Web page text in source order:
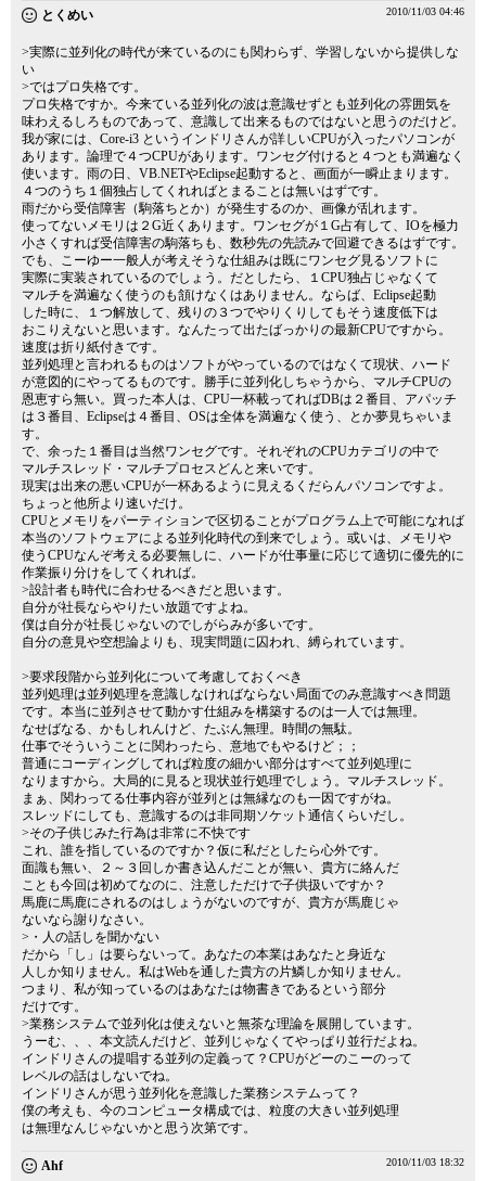
とくめい 2010/11/03 04:46
>実際に並列化の時代が来ているのにも関わらず、学習しないから提供しな
い
>ではプロ失格です。
プロ失格ですか。今来ている並列化の波は意識せずとも並列化の雰囲気を
味わえるしろものであって、意識して出来るものではないと思うのだけど。
我が家には、Core-i3 というインドリさんが詳しいCPUが入ったパソコンが
あります。論理で４つCPUがあります。ワンセグ付けると４つとも満遍なく
使います。雨の日、VB.NETやEclipse起動すると、画面が一瞬止まります。
４つのうち１個独占してくれればとまることは無いはずです。
雨だから受信障害（駒落ちとか）が発生するのか、画像が乱れます。
使ってないメモリは２G近くあります。ワンセグが１G占有して、IOを極力
小さくすれば受信障害の駒落ちも、数秒先の先読みで回避できるはずです。
でも、こーゆー一般人が考えそうな仕組みは既にワンセグ見るソフトに
実際に実装されているのでしょう。だとしたら、１CPU独占じゃなくて
マルチを満遍なく使うのも頷けなくはありません。ならば、Eclipse起動
した時に、１つ解放して、残りの３つでやりくりしてもそう速度低下は
おこりえないと思います。なんたって出たばっかりの最新CPUですから。
速度は折り紙付きです。
並列処理と言われるものはソフトがやっているのではなくて現状、ハード
が意図的にやってるものです。勝手に並列化しちゃうから、マルチCPUの
恩恵すら無い。買った本人は、CPU一杯載ってればDBは２番目、アパッチ
は３番目、Eclipseは４番目、OSは全体を満遍なく使う、とか夢見ちゃいま
す。
で、余った１番目は当然ワンセグです。それぞれのCPUカテゴリの中で
マルチスレッド・マルチプロセスどんと来いです。
現実は出来の悪いCPUが一杯あるように見えるくだらんパソコンですよ。
ちょっと他所より速いだけ。
CPUとメモリをパーティションで区切ることがプログラム上で可能になれば
本当のソフトウェアによる並列化時代の到来でしょう。或いは、メモリや
使うCPUなんぞ考える必要無しに、ハードが仕事量に応じて適切に優先的に
作業振り分けをしてくれれば。
>設計者も時代に合わせるべきだと思います。
自分が社長ならやりたい放題ですよね。
僕は自分が社長じゃないのでしがらみが多いです。
自分の意見や空想論よりも、現実問題に囚われ、縛られています。
>要求段階から並列化について考慮しておくべき
並列処理は並列処理を意識しなければならない局面でのみ意識すべき問題
です。本当に並列させて動かす仕組みを構築するのは一人では無理。
なせばなる、かもしれんけど、たぶん無理。時間の無駄。
仕事でそういうことに関わったら、意地でもやるけど；；
普通にコーディングしてれば粒度の細かい部分はすべて並列処理に
なりますから。大局的に見ると現状並行処理でしょう。マルチスレッド。
まぁ、関わってる仕事内容が並列とは無縁なのも一因ですがね。
スレッドにしても、意識するのは非同期ソケット通信くらいだし。
>その子供じみた行為は非常に不快です
これ、誰を指しているのですか？仮に私だとしたら心外です。
面識も無い、２～３回しか書き込んだことが無い、貴方に絡んだ
ことも今回は初めてなのに、注意しただけで子供扱いですか？
馬鹿に馬鹿にされるのはしょうがないのですが、貴方が馬鹿じゃ
ないなら謝りなさい。
>・人の話しを聞かない
だから「し」は要らないって。あなたの本業はあなたと身近な
人しか知りません。私はWebを通した貴方の片鱗しか知りません。
つまり、私が知っているのはあなたは物書きであるという部分
だけです。
>業務システムで並列化は使えないと無茶な理論を展開しています。
うーむ、、、本文読んだけど、並列じゃなくてやっぱり並行だよね。
インドリさんの提唱する並列の定義って？CPUがどーのこーのって
レベルの話はしないでね。
インドリさんが思う並列化を意識した業務システムって？
僕の考えも、今のコンピュータ構成では、粒度の大きい並列処理
は無理なんじゃないかと思う次第です。
Ahf 2010/11/03 18:32